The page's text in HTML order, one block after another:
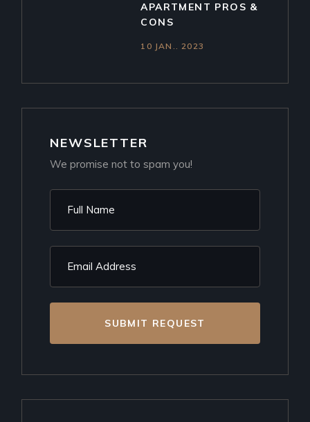
APARTMENT PROS &
CONS
10 JAN.. 2023
NEWSLETTER
We promise not to spam you!
SUBMIT REQUEST